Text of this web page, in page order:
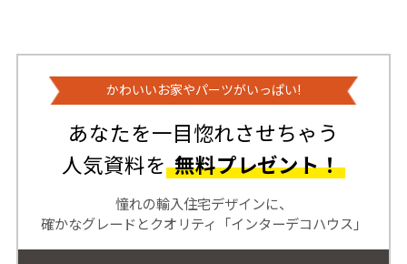
かわいいお家やパーツがいっぱい!
あなたを一目惚れさせちゃう
人気資料を 無料プレゼント！
憧れの輸入住宅デザインに、
確かなグレードとクオリティ「インターデコハウス」